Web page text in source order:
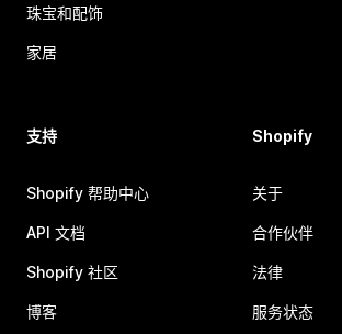
珠宝和配饰
家居
支持
Shopify 帮助中心
API 文档
Shopify 社区
博客
Shopify
关于
合作伙伴
法律
服务状态